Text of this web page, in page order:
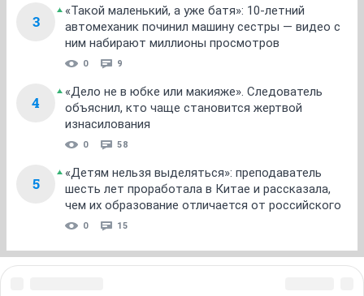
3
«Такой маленький, а уже батя»: 10-летний
автомеханик починил машину сестры — видео с
ним набирают миллионы просмотров
0 9
4
«Дело не в юбке или макияже». Следователь
объяснил, кто чаще становится жертвой
изнасилования
0 58
5
«Детям нельзя выделяться»: преподаватель
шесть лет проработала в Китае и рассказала,
чем их образование отличается от российского
0 15